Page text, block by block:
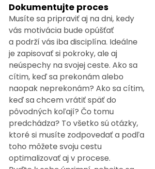
Dokumentujte proces
Musíte sa pripraviť aj na dni, kedy
vás motivácia bude opúšťať
a podrží vás iba disciplína. Ideálne
je zapisovať si pokroky, ale aj
neúspechy na svojej ceste. Ako sa
cítim, keď sa prekonám alebo
naopak neprekonám? Ako sa cítim,
keď sa chcem vrátiť späť do
pôvodných koľají? Čo tomu
predchádza? To všetko sú otázky,
ktoré si musíte zodpovedať a podľa
toho môžete svoju cestu
optimalizovať aj v procese.